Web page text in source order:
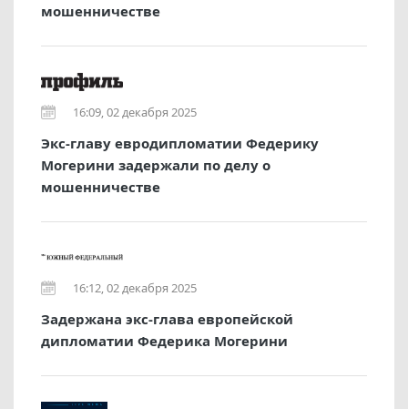
мошенничестве
16:09, 02 декабря 2025
Экс-главу евродипломатии Федерику
Могерини задержали по делу о
мошенничестве
16:12, 02 декабря 2025
Задержана экс-глава европейской
дипломатии Федерика Могерини